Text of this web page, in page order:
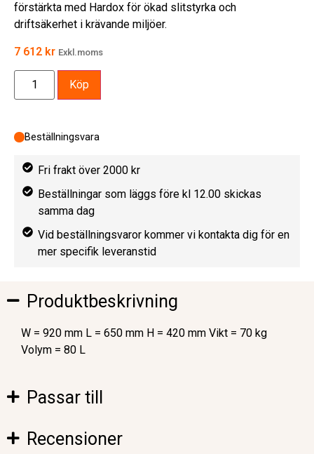
förstärkta med Hardox för ökad slitstyrka och
driftsäkerhet i krävande miljöer.
7 612 kr Exkl.moms
Beställningsvara
Köp
Fri frakt över 2000 kr
Beställningar som läggs före kl 12.00 skickas
samma dag
Vid beställningsvaror kommer vi kontakta dig för en
mer specifik leveranstid
Produktbeskrivning
W = 920 mm L = 650 mm H = 420 mm Vikt = 70 kg
Volym = 80 L
Passar till
Recensioner